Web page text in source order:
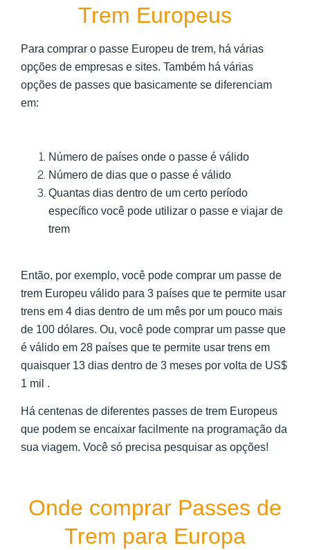
Trem Europeus
Para comprar o passe Europeu de trem, há várias
opções de empresas e sites. Também há várias
opções de passes que basicamente se diferenciam
em:
Número de países onde o passe é válido
Número de dias que o passe é válido
Quantas dias dentro de um certo período
específico você pode utilizar o passe e viajar de
trem
Então, por exemplo, você pode comprar um passe de
trem Europeu válido para 3 países que te permite usar
trens em 4 dias dentro de um mês por um pouco mais
de 100 dólares. Ou, você pode comprar um passe que
é válido em 28 países que te permite usar trens em
quaisquer 13 dias dentro de 3 meses por volta de US$
1 mil .
Há centenas de diferentes passes de trem Europeus
que podem se encaixar facilmente na programação da
sua viagem. Você só precisa pesquisar as opções!
Onde comprar Passes de
Trem para Europa